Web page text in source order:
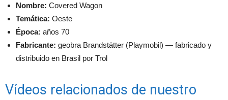
Nombre: Covered Wagon
Temática: Oeste
Época: años 70
Fabricante: geobra Brandstätter (Playmobil) — fabricado y
distribuido en Brasil por Trol
Vídeos relacionados de nuestro